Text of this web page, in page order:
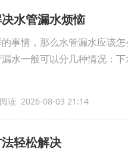
水管漏水烦恼
事情，那么水管漏水应该
水一般可以分几种情况：
读 2026-08-03 21:14
轻松解决